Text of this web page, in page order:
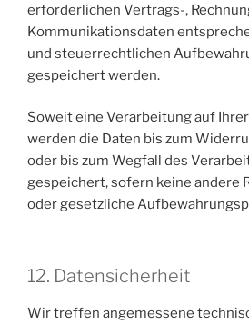
erforderlichen Vertrags-,
Kommunikationsdaten
und steuerrechtlichen
gespeichert werden.
Soweit eine Verarbeitung auf
werden die Daten bis zum
oder bis zum Wegfall des
gespeichert, sofern keine andere
oder gesetzliche
12. Datensicherheit
Wir treffen angemessene